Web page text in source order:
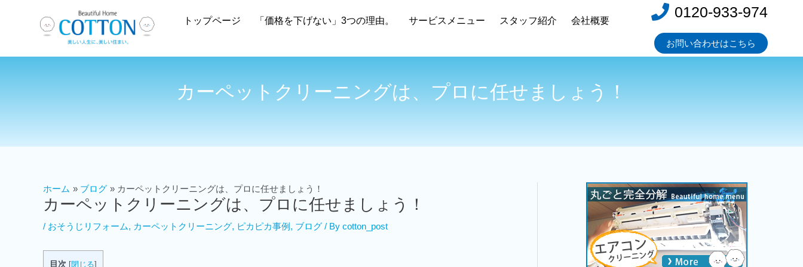
トップページ 「価格を下げない」3つの理由。 サービスメニュー スタッフ紹介 会社概要
0120-933-974
お問い合わせはこちら
カーペットクリーニングは、プロに任せましょう！
ホーム ブログ カーペットクリーニングは、プロに任せましょう！
カーペットクリーニングは、プロに任せましょう！
/ おそうじリフォーム, カーペットクリーニング, ピカピカ事例, ブログ / By cotton_post
目次 [閉じる]